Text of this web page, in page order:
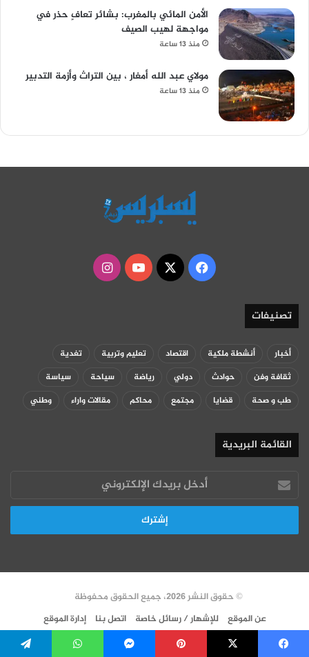
الأمن المائي بالمغرب: بشائر تعافٍ حذر في
مواجهة لهيب الصيف
منذ 13 ساعة
مولاي عبد الله أمغار ، بين التراث وأزمة التدبير
منذ 13 ساعة
فيسبوك
‫X
‫YouTubeانستقرام
تصنيفات
أخبار أنشطة ملكية اقتصاد تعليم وتربية
تغدية
ثقافة وفن
حوادث دولي رياضة سياحة
سياسة
طب و صحة
قضايا مجتمع محاكم مقالات واراء وطني
القائمة البريدية
أدخل
بريدك
الإلكتروني
© حقوق النشر 2026، جميع الحقوق محفوظة
عن الموقع
للإشهار / رسائل خاصة اتصل بنا
إدارة الموقع
سياسة الخصوصية
VERSION FR